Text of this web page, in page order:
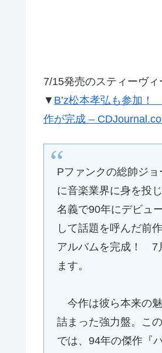
7/15発売のスティーヴ
▼ B’z松本孝弘も参加
作が完成 –
Pファンクの総帥ジ
に音楽業界に身を投
名義で90年にデビュ
して話題を呼んだ前
アルバムを完成！ 7
ます。
今作は彼ら本来の
詰まった強力盤。こ
では、94年の傑作『